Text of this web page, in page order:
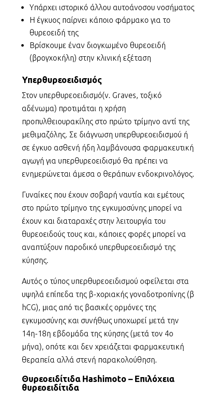
Υπάρχει ιστορικό άλλου αυτοάνοσου νοσήματος
Η έγκυος παίρνει κάποιο φάρμακο για το
θυρεοειδή της
Βρίσκουμε έναν διογκωμένο θυρεοειδή
(βρογχοκήλη) στην κλινική εξέταση
Yπερθυρεοειδισμός
Στον υπερθυρεοειδισμό(ν. Graves, τοξικό
αδένωμα) προτιμάται η χρήση
προπυλθειουρακίλης στο πρώτο τρίμηνο αντί της
μεθιμαζόλης. Σε διάγνωση υπερθυρεοειδισμού ή
σε έγκυο ασθενή ήδη λαμβάνουσα φαρμακευτική
αγωγή για υπερθυρεοειδισμό θα πρέπει να
ενημερώνεται άμεσα ο θεράπων ενδοκρινολόγος.
Γυναίκες που έχουν σοβαρή ναυτία και εμέτους
στο πρώτο τρίμηνο της εγκυμοσύνης μπορεί να
έχουν και διαταραχές στην λειτουργία του
θυρεοειδούς τους και, κάποιες φορές μπορεί να
αναπτύξουν παροδικό υπερθυρεοειδισμό της
κύησης.
Αυτός ο τύπος υπερθυρεοειδισμού οφείλεται στα
υψηλά επίπεδα της β-χοριακής γοναδοτροπίνης (β
hCG), μιας από τις βασικές ορμόνες της
εγκυμοσύνης και συνήθως υποχωρεί μετά την
14η-18η εβδομάδα της κύησης (μετά τον 4ο
μήνα), οπότε και δεν χρειάζεται φαρμακευτική
θεραπεία αλλά στενή παρακολούθηση.
Θυρεοειδίτιδα Hashimoto – Eπιλόχεια
θυρεοειδίτιδα